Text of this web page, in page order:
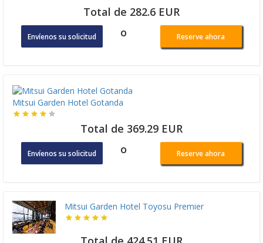
Total de 282.6 EUR
Envíenos su solicitud o Reserve ahora
Mitsui Garden Hotel Gotanda
Total de 369.29 EUR
Envíenos su solicitud o Reserve ahora
Mitsui Garden Hotel Toyosu Premier